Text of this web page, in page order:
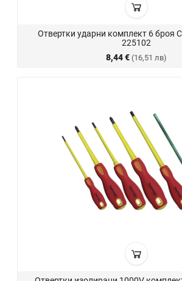
Отвертки ударни комплект 6 броя
225102
8,44 € (16,51 лв)